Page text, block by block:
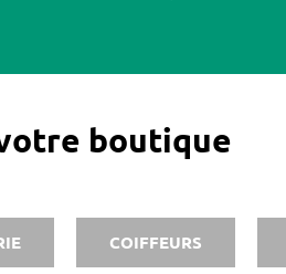
boutique
COIFFEURS